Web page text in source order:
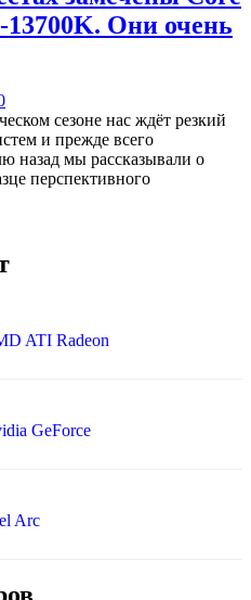
Они очень
comments
on
В
синтетических
тестах
и
13700K.
сезоне нас ждёт резкий
и прежде всего
назад мы рассказывали о
перспективного
ATI Radeon
GeForce
Arc